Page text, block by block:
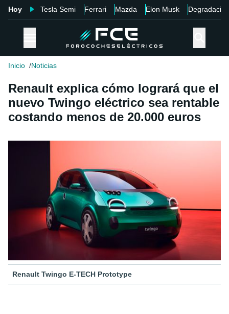
Hoy Tesla Semi Ferrari Mazda Elon Musk Degradación
Inicio Noticias
Renault explica cómo logrará que el
nuevo Twingo eléctrico sea rentable
costando menos de 20.000 euros
Renault Twingo E-TECH Prototype